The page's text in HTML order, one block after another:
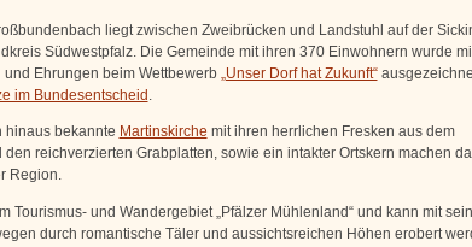
liegt zwischen Zweibrücken und Landstuhl auf der
Südwestpfalz. Die Gemeinde mit ihren 370 Einwohnern wurde
Ehrungen beim Wettbewerb „Unser Dorf hat Zukunft“
im Bundesentscheid
hinaus bekannte Martinskirche mit ihren herrlichen Fresken aus dem
den reichverzierten Grabplatten, sowie ein intakter Ortskern machen
Region.
Tourismus- und Wandergebiet „Pfälzer Mühlenland“ und kann mit
durch romantische Täler und aussichtsreichen Höhen erobert